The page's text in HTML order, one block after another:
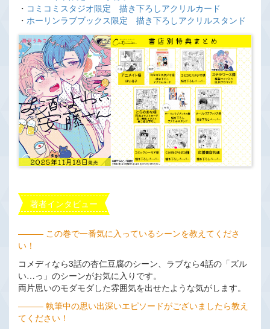
・ コミコミスタジオ限定 描き下ろしアクリルカード
・ ホーリンラブブックス限定 描き下ろしアクリルスタンド
著者インタビュー
――― この巻で一番気に入っているシーンを教えてくださ
い！
コメディなら3話の杏仁豆腐のシーン、ラブなら4話の「ズル
い…っ」のシーンがお気に入りです。
両片思いのモダモダした雰囲気を出せたような気がします。
――― 執筆中の思い出深いエピソードがございましたら教え
てください！